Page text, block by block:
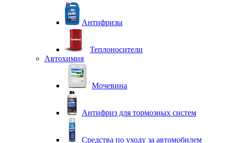
Антифризы
Теплоносители
Автохимия
Мочевина
Антифриз для тормозных систем
Средства по уходу за автомобилем